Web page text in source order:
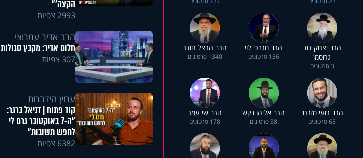
הרב יצחק דוד
גרוסמן
3 סרטונים
הרב מרדכי לוי
136 סרטונים
הרב הרצל חודר
1340 סרטונים
הרב רועי מזרחי
65 סרטונים
הרב אליהו נקש
38 סרטונים
הרב שי עמר
178 סרטונים
הקצה'"
2993 צפיות
הרב אדיר עמרוצי
חלום אדיר: מקבץ סגולות
307 צפיות
ערוץ הידברות
קוד פתוח | דניאל ברגר:
"ה-7 באוקטובר גרם לי
לחפש תשובות"
6382 צפיות